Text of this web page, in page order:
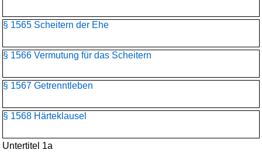
§ 1565 Scheitern der Ehe
§ 1566 Vermutung für das Scheitern
§ 1567 Getrenntleben
§ 1568 Härteklausel
Untertitel 1a